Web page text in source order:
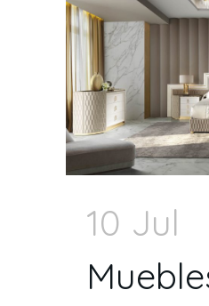
10 Jul